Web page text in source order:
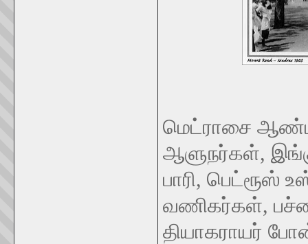
மெட்ராசை
ஆளுநர்கள்,
பாரி, பெட்ரூஸ்
வணிகர்கள்,
தியாகராயர்